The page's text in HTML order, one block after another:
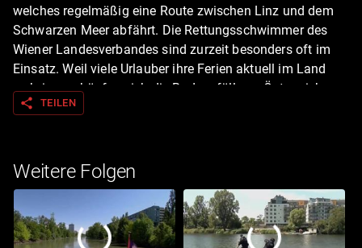
welches regelmäßig eine Route zwischen Linz und dem
Schwarzen Meer abfährt. Die Rettungsschwimmer des
Wiener Landesverbandes sind zurzeit besonders oft im
Einsatz. Weil viele Urlauber ihre Ferien aktuell im Land
verbringen, häufen sich die Badeunfälle an Österreichs
Gewässern. Kapitän Franz betreibt an der Donau ein
share TEILEN
Weitere Folgen